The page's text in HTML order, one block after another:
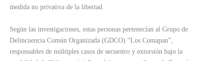
medida no privativa de la libertad.
Según las investigaciones, estas personas pertenecían al Grupo de
Delincuencia Común Organizada (GDCO) “Los Comapan”,
responsables de múltiples casos de secuestro y extorsión bajo la